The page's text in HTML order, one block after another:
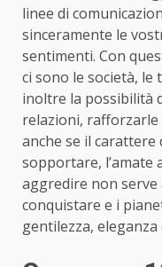
linee di
sinceramente le
sentimenti. Con
ci sono le società, le
inoltre la possibilità
relazioni, rafforzarle
anche se il
sopportare, l’amate
aggredire non
conquistare e i
gentilezza, eleganza